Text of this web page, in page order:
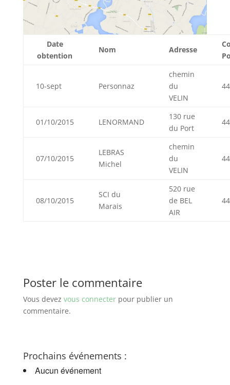
Date
obtention
Nom Adresse
10-sept Personnaz
chemin
du
VELIN
01/10/2015 LENORMAND
130 rue
du Port
07/10/2015
LEBRAS
Michel
chemin
du
VELIN
08/10/2015
SCI du
Marais
520 rue
de BEL
AIR
Poster le commentaire
Vous devez vous connecterpour publier un
commentaire.
Prochains événements :
Aucun événement